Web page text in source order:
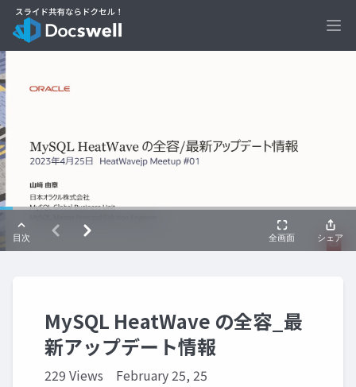
MySQL HeatWave の全容_最
新アップデート情報
229 Views February 25, 25